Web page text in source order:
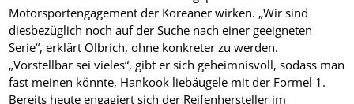
Motorsportengagement der Koreaner wirken. „Wir sind
diesbezüglich noch auf der Suche nach einer geeigneten
Serie“, erklärt Olbrich, ohne konkreter zu werden.
„Vorstellbar sei vieles“, gibt er sich geheimnisvoll, sodass man
fast meinen könnte, Hankook liebäugele mit der Formel 1.
Bereits heute engagiert sich der Reifenhersteller im